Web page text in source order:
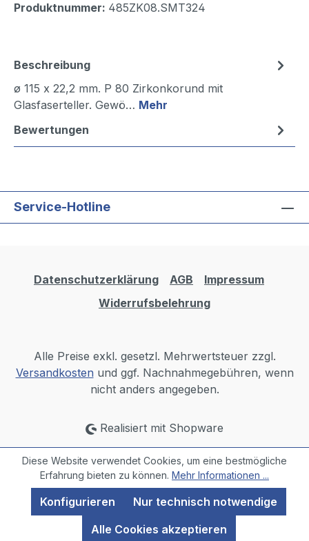
Produktnummer: 485ZK08.SMT324
Beschreibung
ø 115 x 22,2 mm. P 80 Zirkonkorund mit
Glasfaserteller. Gewö… Mehr
Bewertungen
Service-Hotline
Datenschutzerklärung AGB
Impressum
Widerrufsbelehrung
Alle Preise exkl. gesetzl. Mehrwertsteuer zzgl.
Versandkosten und ggf. Nachnahmegebühren, wenn
nicht anders angegeben.
Realisiert mit Shopware
Diese Website verwendet Cookies, um eine bestmögliche
Erfahrung bieten zu können. Mehr Informationen ...
Nur technisch notwendige
Konfigurieren
Alle Cookies akzeptieren